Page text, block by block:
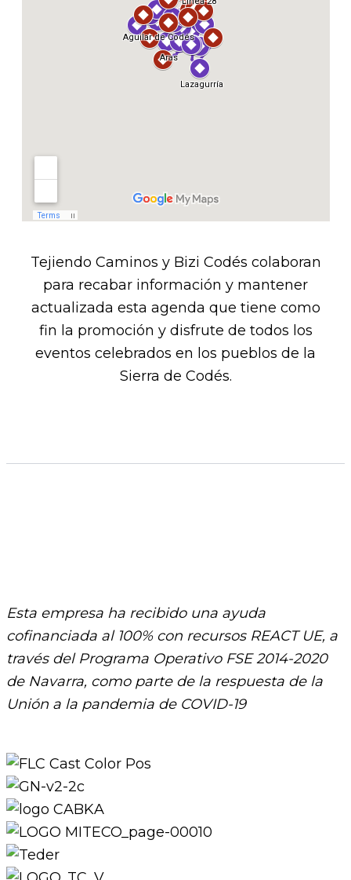
Tejiendo Caminos y Bizi Codés colaboran
para recabar información y mantener
actualizada esta agenda que tiene como
fin la promoción y disfrute de todos los
eventos celebrados en los pueblos de la
Sierra de Codés.​
Esta empresa ha recibido una ayuda
cofinanciada al 100% con recursos REACT UE, a
través del Programa Operativo FSE 2014-2020
de Navarra, como parte de la respuesta de la
Unión a la pandemia de COVID-19